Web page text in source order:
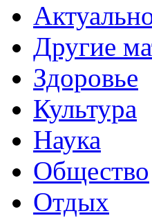
Другие
Здоровье
Культура
Наука
Общество
Отдых